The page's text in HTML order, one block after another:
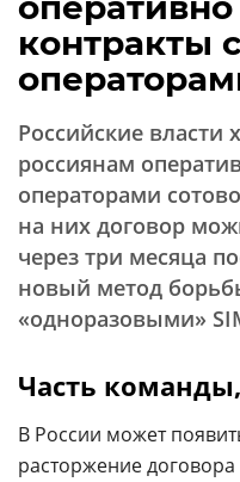
контракты
Российские власти
россиянам
операторами
на них договор
через три месяца
новый метод
«одноразовыми»
Часть
В России может
расторжение